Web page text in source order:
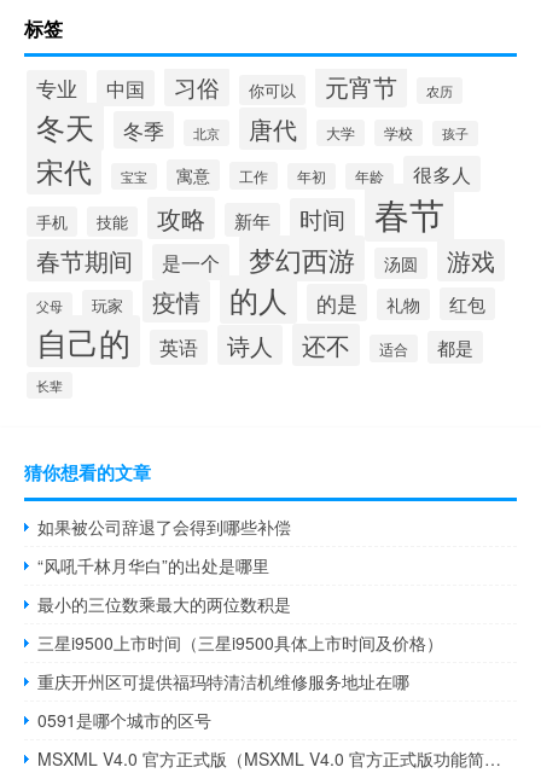
标签
专业 中国 习俗 你可以 元宵节 农历
冬天 冬季 北京 唐代 大学 学校 孩子
宋代 宝宝 寓意 工作 年初 年龄 很多人
手机 技能 攻略 新年 时间 春节
春节期间 是一个 梦幻西游 汤圆 游戏
父母 玩家 疫情 的人 的是 礼物 红包
自己的 英语 诗人 还不 适合 都是
长辈
猜你想看的文章
如果被公司辞退了会得到哪些补偿
“风吼千林月华白”的出处是哪里
最小的三位数乘最大的两位数积是
三星i9500上市时间（三星i9500具体上市时间及价格）
重庆开州区可提供福玛特清洁机维修服务地址在哪
0591是哪个城市的区号
MSXML V4.0 官方正式版（MSXML V4.0 官方正式版功能简介）